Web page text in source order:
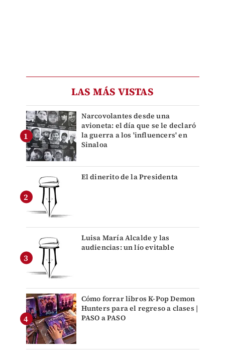
LAS MÁS VISTAS
Narcovolantes desde una
avioneta: el día que se le declaró
la guerra a los 'influencers' en
Sinaloa
El dinerito de la Presidenta
Luisa María Alcalde y las
audiencias: un lío evitable
Cómo forrar libros K-Pop Demon
Hunters para el regreso a clases |
PASO a PASO